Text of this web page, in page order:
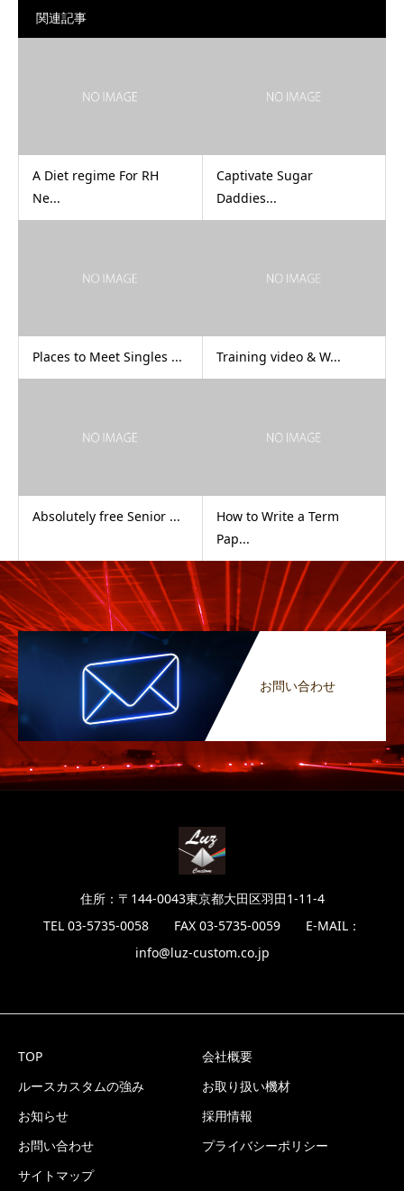
関連記事
A Diet regime For RH
Ne...
Captivate Sugar
Daddies...
Places to Meet Singles ... Training video & W...
Absolutely free Senior ...
How to Write a Term
Pap...
お問い合わせ
住所：〒144-0043東京都大田区羽田1-11-4
TEL 03-5735-0058 FAX 03-5735-0059 E-MAIL：
info@luz-custom.co.jp
TOP
会社概要
ルースカスタムの強み
お取り扱い機材
お知らせ
採用情報
お問い合わせ
プライバシーポリシー
サイトマップ